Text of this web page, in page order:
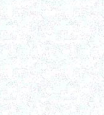
из головы
его всю
с полным
к нему помыслы,
Христово,
от них
жалением и с
свыше помощи к
благодати.